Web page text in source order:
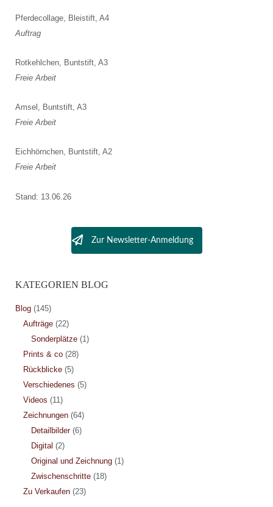
Pferdecollage, Bleistift, A4
Auftrag
Rotkehlchen, Buntstift, A3
Freie Arbeit
Amsel, Buntstift, A3
Freie Arbeit
Eichhörnchen, Buntstift, A2
Freie Arbeit
Stand: 13.06.26
Zur Newsletter-Anmeldung
KATEGORIEN BLOG
Blog(145)
Aufträge(22)
Sonderplätze(1)
Prints & co(28)
Rückblicke(5)
Verschiedenes (5)
Videos (11)
Zeichnungen(64)
Detailbilder(6)
Digital (2)
Original und Zeichnung(1)
Zwischenschritte(18)
Zu Verkaufen(23)